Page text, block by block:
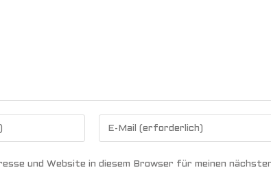
und Website in diesem Browser für meinen